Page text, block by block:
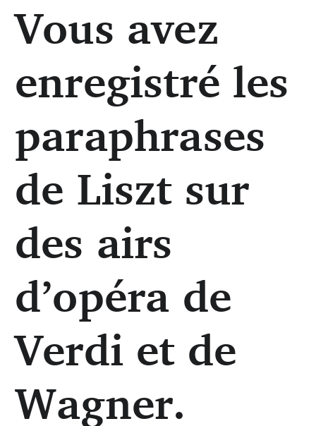
Michel Dalberto (Jean-Philippe Raibaud)
Vous avez
enregistré les
paraphrases
de Liszt sur
des airs
d’opéra de
Verdi et de
Wagner.